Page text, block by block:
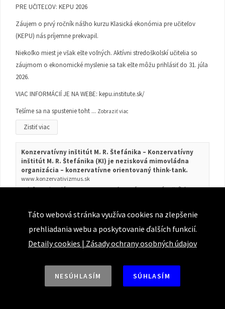
PRE UČITEĽOV: KEPU 2026
Záujem o prvý ročník nášho kurzu Klasická ekonómia pre učiteľov
(KEPU) nás príjemne prekvapil.
Niekoľko miest je však ešte voľných. Aktívni stredoškolskí učitelia so
záujmom o ekonomické myslenie sa tak ešte môžu prihlásiť do 31. júla
2026.
VIAC INFORMÁCIÍ JE NA WEBE: kepu.institute.sk/
Tešíme sa na spustenie toht ... Zobraziť viac
Zistiť viac
Konzervatívny inštitút M. R. Štefánika – Konzervatívny
inštitút M. R. Štefánika (KI) je nezisková mimovládna
organizácia – konzervatívne orientovaný think-tank.
www.konzervativizmus.sk
KI informuje 1. júna 2026 Peter Gonda Otvárame prvý ročník kurzu
Zobraziť na Facebooku · Zdieľať
Táto webová stránka využíva cookies na zlepšenie
prehliadania webu a poskytovanie ďalších funkcií.
Detaily cookies | Zásady ochrany osobných údajov
NESÚHLASÍM SÚHLASÍM